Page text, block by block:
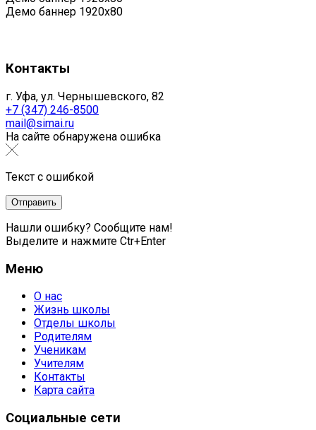
Демо баннер 1920x80
Контакты
г. Уфа, ул. Чернышевского, 82
+7 (347) 246-8500
mail@simai.ru
На сайте обнаружена ошибка
Текст с ошибкой
Нашли ошибку? Сообщите нам!
Выделите и нажмите Ctr+Enter
Меню
О нас
Жизнь школы
Отделы школы
Родителям
Ученикам
Учителям
Контакты
Карта сайта
Социальные сети